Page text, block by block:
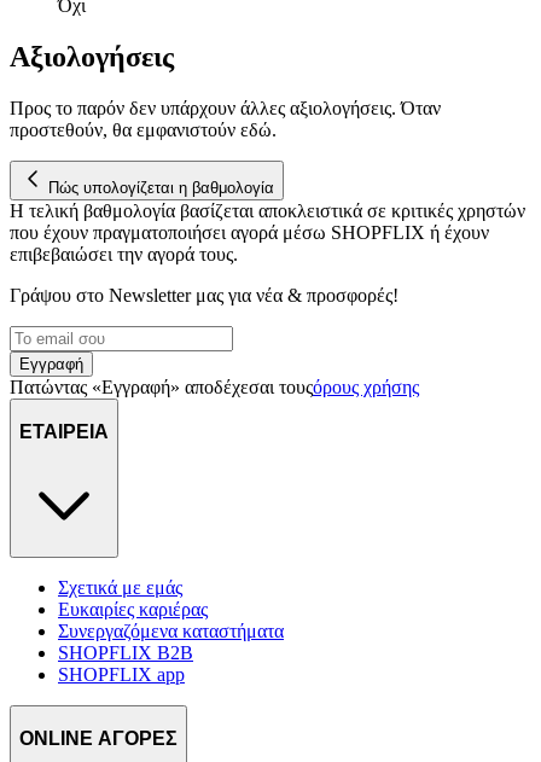
Όχι
Αξιολογήσεις
Προς το παρόν δεν υπάρχουν άλλες αξιολογήσεις. Όταν
προστεθούν, θα εμφανιστούν εδώ.
Πώς υπολογίζεται η βαθμολογία
Η τελική βαθμολογία βασίζεται αποκλειστικά σε κριτικές χρηστών
που έχουν πραγματοποιήσει αγορά μέσω SHOPFLIX ή έχουν
επιβεβαιώσει την αγορά τους.
Γράψου στο Νewsletter μας για νέα & προσφορές!
Εγγραφή
Πατώντας «Εγγραφή» αποδέχεσαι τουςόρους χρήσης
ΕΤΑΙΡΕΙΑ
Σχετικά με εμάς
Ευκαιρίες καριέρας
Συνεργαζόμενα καταστήματα
SHOPFLIX B2B
SHOPFLIX app
ONLINE ΑΓΟΡΕΣ